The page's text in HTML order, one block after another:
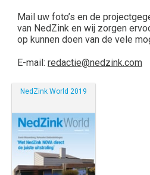
Mail uw foto’s en de
van NedZink en wij zorgen
op kunnen doen van de vele
E-mail: redactie@nedzink.com
NedZink World 2019